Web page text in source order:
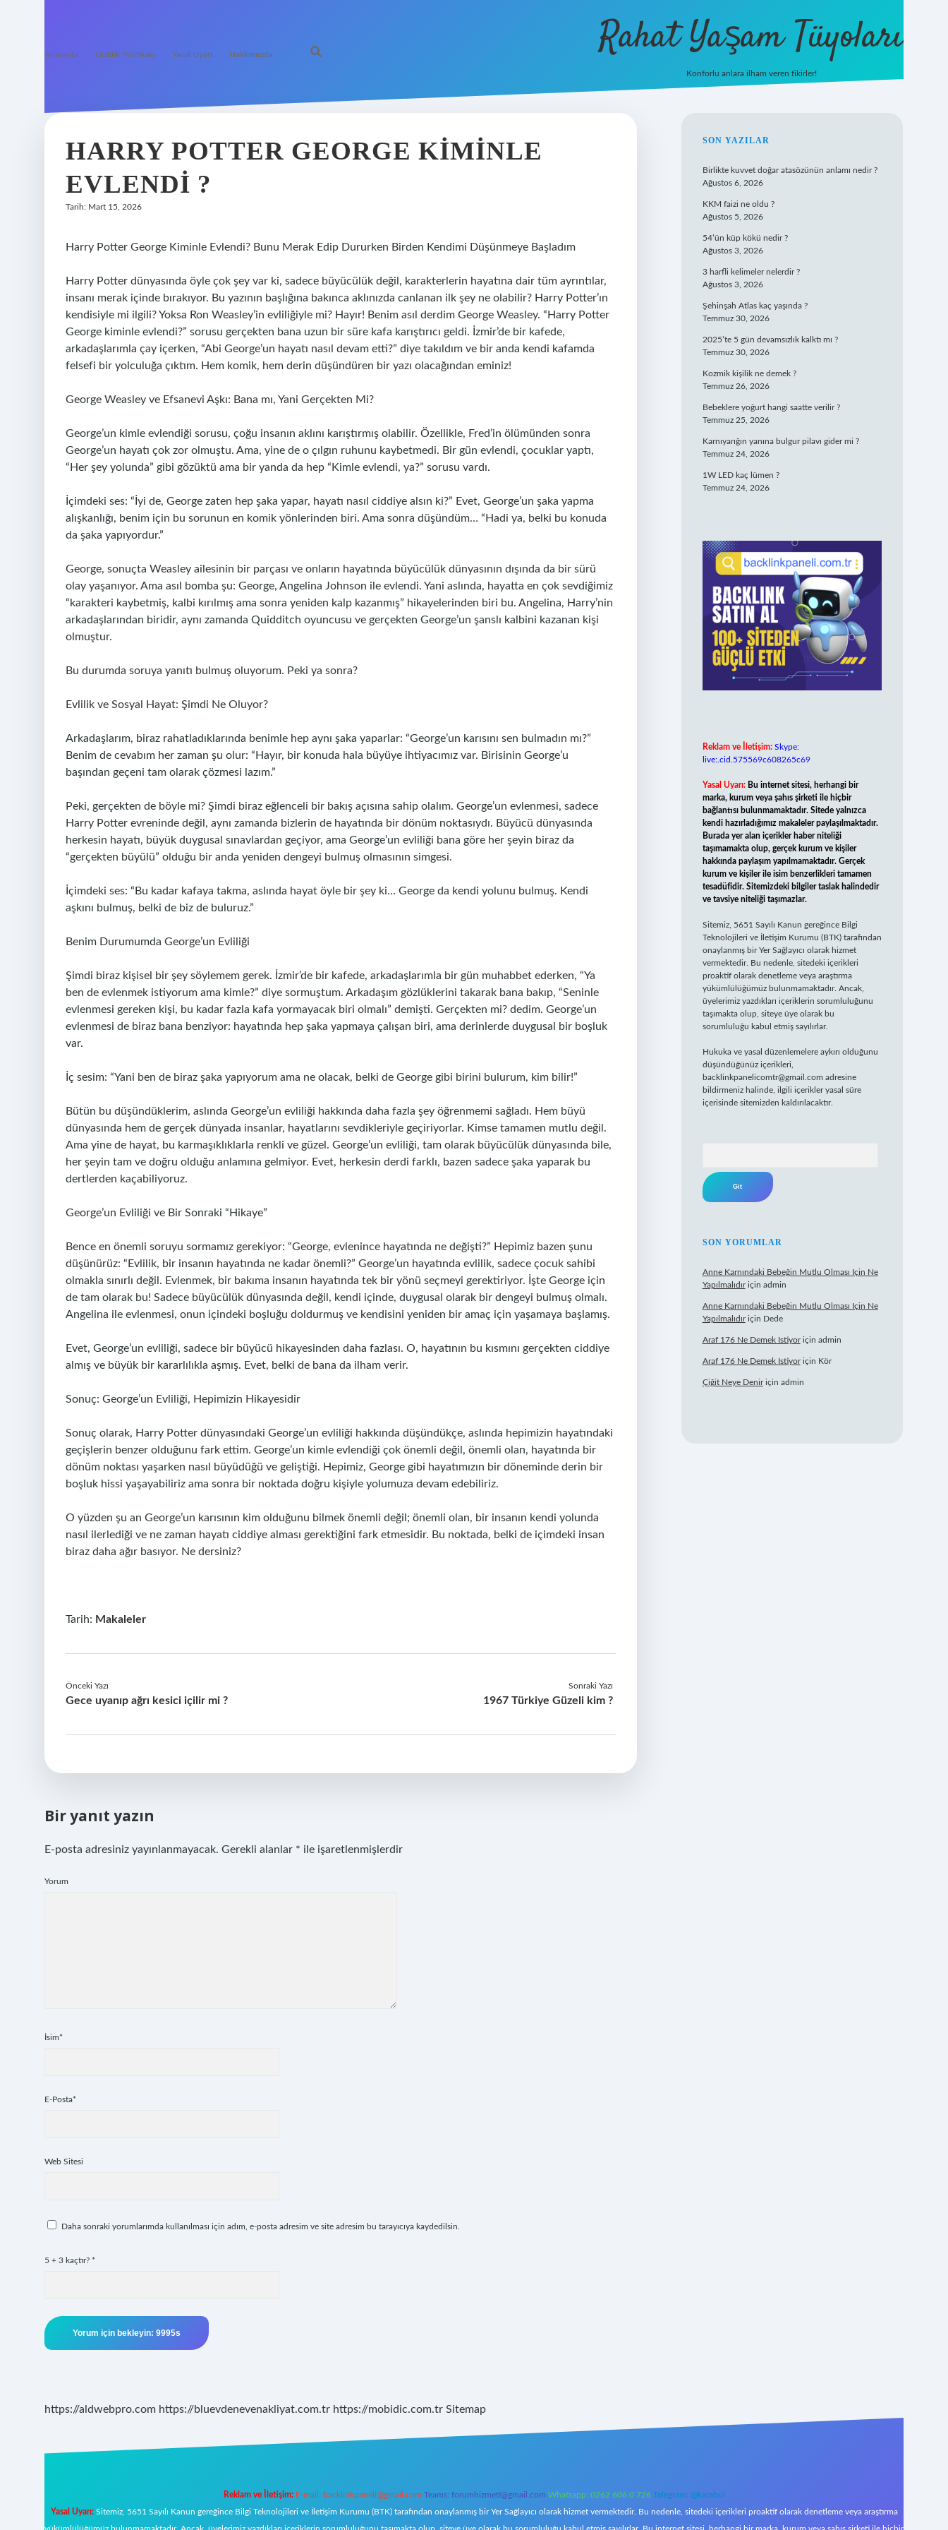
Anasayfa Gizlilik Politikası Yasal Uyarı Hakkımızda Rahat Yaşam Tüyoları
Konforlu anlara ilham veren fikirler!
HARRY POTTER GEORGE KIMINLE
EVLENDI ?
Tarih: Mart 15, 2026
Harry Potter George Kiminle Evlendi? Bunu Merak Edip Dururken Birden Kendimi Düşünmeye Başladım
Harry Potter dünyasında öyle çok şey var ki, sadece büyücülük değil, karakterlerin hayatına dair tüm ayrıntılar,
insanı merak içinde bırakıyor. Bu yazının başlığına bakınca aklınızda canlanan ilk şey ne olabilir? Harry Potter’ın
kendisiyle mi ilgili? Yoksa Ron Weasley’in evliliğiyle mi? Hayır! Benim asıl derdim George Weasley. “Harry Potter
George kiminle evlendi?” sorusu gerçekten bana uzun bir süre kafa karıştırıcı geldi. İzmir’de bir kafede,
arkadaşlarımla çay içerken, “Abi George’un hayatı nasıl devam etti?” diye takıldım ve bir anda kendi kafamda
felsefi bir yolculuğa çıktım. Hem komik, hem derin düşündüren bir yazı olacağından eminiz!
George Weasley ve Efsanevi Aşkı: Bana mı, Yani Gerçekten Mi?
George’un kimle evlendiği sorusu, çoğu insanın aklını karıştırmış olabilir. Özellikle, Fred’in ölümünden sonra
George’un hayatı çok zor olmuştu. Ama, yine de o çılgın ruhunu kaybetmedi. Bir gün evlendi, çocuklar yaptı,
“Her şey yolunda” gibi gözüktü ama bir yanda da hep “Kimle evlendi, ya?” sorusu vardı.
İçimdeki ses: “İyi de, George zaten hep şaka yapar, hayatı nasıl ciddiye alsın ki?” Evet, George’un şaka yapma
alışkanlığı, benim için bu sorunun en komik yönlerinden biri. Ama sonra düşündüm… “Hadi ya, belki bu konuda
da şaka yapıyordur.”
George, sonuçta Weasley ailesinin bir parçası ve onların hayatında büyücülük dünyasının dışında da bir sürü
olay yaşanıyor. Ama asıl bomba şu: George, Angelina Johnson ile evlendi. Yani aslında, hayatta en çok sevdiğimiz
“karakteri kaybetmiş, kalbi kırılmış ama sonra yeniden kalp kazanmış” hikayelerinden biri bu. Angelina, Harry’nin
arkadaşlarından biridir, aynı zamanda Quidditch oyuncusu ve gerçekten George’un şanslı kalbini kazanan kişi
olmuştur.
Bu durumda soruya yanıtı bulmuş oluyorum. Peki ya sonra?
Evlilik ve Sosyal Hayat: Şimdi Ne Oluyor?
Arkadaşlarım, biraz rahatladıklarında benimle hep aynı şaka yaparlar: “George’un karısını sen bulmadın mı?”
Benim de cevabım her zaman şu olur: “Hayır, bir konuda hala büyüye ihtiyacımız var. Birisinin George’u
başından geçeni tam olarak çözmesi lazım.”
Peki, gerçekten de böyle mi? Şimdi biraz eğlenceli bir bakış açısına sahip olalım. George’un evlenmesi, sadece
Harry Potter evreninde değil, aynı zamanda bizlerin de hayatında bir dönüm noktasıydı. Büyücü dünyasında
herkesin hayatı, büyük duygusal sınavlardan geçiyor, ama George’un evliliği bana göre her şeyin biraz da
“gerçekten büyülü” olduğu bir anda yeniden dengeyi bulmuş olmasının simgesi.
İçimdeki ses: “Bu kadar kafaya takma, aslında hayat öyle bir şey ki… George da kendi yolunu bulmuş. Kendi
aşkını bulmuş, belki de biz de buluruz.”
Benim Durumumda George’un Evliliği
Şimdi biraz kişisel bir şey söylemem gerek. İzmir’de bir kafede, arkadaşlarımla bir gün muhabbet ederken, “Ya
ben de evlenmek istiyorum ama kimle?” diye sormuştum. Arkadaşım gözlüklerini takarak bana bakıp, “Seninle
evlenmesi gereken kişi, bu kadar fazla kafa yormayacak biri olmalı” demişti. Gerçekten mi? dedim. George’un
evlenmesi de biraz bana benziyor: hayatında hep şaka yapmaya çalışan biri, ama derinlerde duygusal bir boşluk
var.
İç sesim: “Yani ben de biraz şaka yapıyorum ama ne olacak, belki de George gibi birini bulurum, kim bilir!”
Bütün bu düşündüklerim, aslında George’un evliliği hakkında daha fazla şey öğrenmemi sağladı. Hem büyü
dünyasında hem de gerçek dünyada insanlar, hayatlarını sevdikleriyle geçiriyorlar. Kimse tamamen mutlu değil.
Ama yine de hayat, bu karmaşıklıklarla renkli ve güzel. George’un evliliği, tam olarak büyücülük dünyasında bile,
her şeyin tam ve doğru olduğu anlamına gelmiyor. Evet, herkesin derdi farklı, bazen sadece şaka yaparak bu
dertlerden kaçabiliyoruz.
George’un Evliliği ve Bir Sonraki “Hikaye”
Bence en önemli soruyu sormamız gerekiyor: “George, evlenince hayatında ne değişti?” Hepimiz bazen şunu
düşünürüz: “Evlilik, bir insanın hayatında ne kadar önemli?” George’un hayatında evlilik, sadece çocuk sahibi
olmakla sınırlı değil. Evlenmek, bir bakıma insanın hayatında tek bir yönü seçmeyi gerektiriyor. İşte George için
de tam olarak bu! Sadece büyücülük dünyasında değil, kendi içinde, duygusal olarak bir dengeyi bulmuş olmalı.
Angelina ile evlenmesi, onun içindeki boşluğu doldurmuş ve kendisini yeniden bir amaç için yaşamaya başlamış.
Evet, George’un evliliği, sadece bir büyücü hikayesinden daha fazlası. O, hayatının bu kısmını gerçekten ciddiye
almış ve büyük bir kararlılıkla aşmış. Evet, belki de bana da ilham verir.
Sonuç: George’un Evliliği, Hepimizin Hikayesidir
Sonuç olarak, Harry Potter dünyasındaki George’un evliliği hakkında düşündükçe, aslında hepimizin hayatındaki
geçişlerin benzer olduğunu fark ettim. George’un kimle evlendiği çok önemli değil, önemli olan, hayatında bir
dönüm noktası yaşarken nasıl büyüdüğü ve geliştiği. Hepimiz, George gibi hayatımızın bir döneminde derin bir
boşluk hissi yaşayabiliriz ama sonra bir noktada doğru kişiyle yolumuza devam edebiliriz.
O yüzden şu an George’un karısının kim olduğunu bilmek önemli değil; önemli olan, bir insanın kendi yolunda
nasıl ilerlediği ve ne zaman hayatı ciddiye alması gerektiğini fark etmesidir. Bu noktada, belki de içimdeki insan
biraz daha ağır basıyor. Ne dersiniz?
Tarih: Makaleler
Önceki Yazı
Gece uyanıp ağrı kesici içilir mi ?
Sonraki Yazı
1967 Türkiye Güzeli kim ?
Bir yanıt yazın
E-posta adresiniz yayınlanmayacak. Gerekli alanlar * ile işaretlenmişlerdir
Yorum
İsim*
E-Posta*
Web Sitesi
Daha sonraki yorumlarımda kullanılması için adım, e-posta adresim ve site adresim bu tarayıcıya kaydedilsin.
5 + 3 kaçtır? *
https://aldwebpro.com https://bluevdenevenakliyat.com.tr https://mobidic.com.tr Sitemap
SIDEBAR
SON YAZILAR
Birlikte kuvvet doğar atasözünün anlamı nedir ?
Ağustos 6, 2026
KKM faizi ne oldu ?
Ağustos 5, 2026
54’ün küp kökü nedir ?
Ağustos 3, 2026
3 harfli kelimeler nelerdir ?
Ağustos 3, 2026
Şehinşah Atlas kaç yaşında ?
Temmuz 30, 2026
2025’te 5 gün devamsızlık kalktı mı ?
Temmuz 30, 2026
Kozmik kişilik ne demek ?
Temmuz 26, 2026
Bebeklere yoğurt hangi saatte verilir ?
Temmuz 25, 2026
Karnıyarığın yanına bulgur pilavı gider mi ?
Temmuz 24, 2026
1W LED kaç lümen ?
Temmuz 24, 2026
Reklam ve İletişim: Skype:
live:.cid.575569c608265c69
Yasal Uyarı: Bu internet sitesi, herhangi bir
marka, kurum veya şahıs şirketi ile hiçbir
bağlantısı bulunmamaktadır. Sitede yalnızca
kendi hazırladığımız makaleler paylaşılmaktadır.
Burada yer alan içerikler haber niteliği
taşımamakta olup, gerçek kurum ve kişiler
hakkında paylaşım yapılmamaktadır. Gerçek
kurum ve kişiler ile isim benzerlikleri tamamen
tesadüfidir. Sitemizdeki bilgiler taslak halindedir
ve tavsiye niteliği taşımazlar.
Sitemiz, 5651 Sayılı Kanun gereğince Bilgi
Teknolojileri ve İletişim Kurumu (BTK) tarafından
onaylanmış bir Yer Sağlayıcı olarak hizmet
vermektedir. Bu nedenle, sitedeki içerikleri
proaktif olarak denetleme veya araştırma
yükümlülüğümüz bulunmamaktadır. Ancak,
üyelerimiz yazdıkları içeriklerin sorumluluğunu
taşımakta olup, siteye üye olarak bu
sorumluluğu kabul etmiş sayılırlar.
Hukuka ve yasal düzenlemelere aykırı olduğunu
düşündüğünüz içerikleri,
backlinkpanelicomtr@gmail.com adresine
bildirmeniz halinde, ilgili içerikler yasal süre
içerisinde sitemizden kaldırılacaktır.
SON YORUMLAR
Anne Karnındaki Bebeğin Mutlu Olması Için Ne
Yapılmalıdıriçin admin
Anne Karnındaki Bebeğin Mutlu Olması Için Ne
Yapılmalıdıriçin Dede
Araf 176 Ne Demek Istiyoriçin admin
Araf 176 Ne Demek Istiyoriçin Kör
Çiğit Neye Deniriçin admin
Reklam ve İletişim: E-mail: backlinkpaneli@gmail.com Teams: forumhizmeti@gmail.com Whatsapp: 0262 606 0 726 Telegram: @karabul
Yasal Uyarı:Sitemiz, 5651 Sayılı Kanun gereğince Bilgi Teknolojileri ve İletişim Kurumu (BTK) tarafından onaylanmış bir Yer Sağlayıcı olarak hizmet vermektedir. Bu nedenle, sitedeki içerikleri proaktif olarak denetleme veya araştırma